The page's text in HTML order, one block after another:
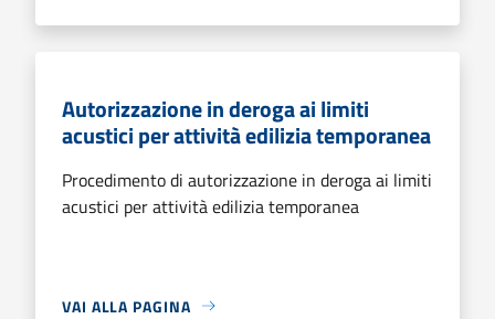
Autorizzazione in deroga ai limiti
acustici per attività edilizia temporanea
Procedimento di autorizzazione in deroga ai limiti
acustici per attività edilizia temporanea
VAI ALLA PAGINA